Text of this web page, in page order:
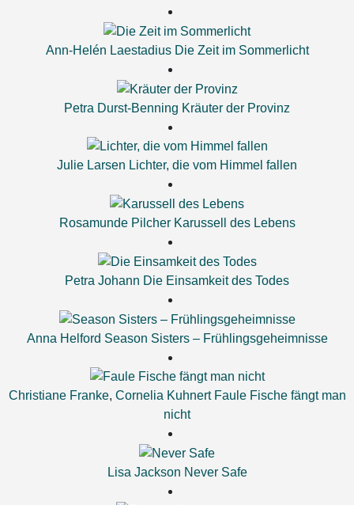
Ann-Helén Laestadius Die Zeit im Sommerlicht
Petra Durst-Benning Kräuter der Provinz
Julie Larsen Lichter, die vom Himmel fallen
Rosamunde Pilcher Karussell des Lebens
Petra Johann Die Einsamkeit des Todes
Anna Helford Season Sisters – Frühlingsgeheimnisse
Christiane Franke, Cornelia Kuhnert Faule Fische fängt man
nicht
Lisa Jackson Never Safe